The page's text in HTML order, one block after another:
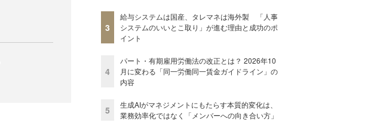
3
給与システムは国産、タレマネは海外製 「人事
システムのいいとこ取り」が進む理由と成功のポ
イント
4
パート・有期雇用労働法の改正とは？ 2026年10
月に変わる「同一労働同一賃金ガイドライン」の
内容
5
生成AIがマネジメントにもたらす本質的変化は、
業務効率化ではなく「メンバーへの向き合い方」